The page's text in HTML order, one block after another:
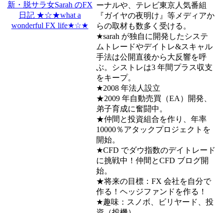
新・脱サラ女Sarah のFX
日記 ★☆★what a
wonderful FX life★☆★
ーナルや、テレビ東京人気番組
『ガイヤの夜明け』等メディアか
らの取材も数多く受ける。
★sarah が独自に開発したシステ
ムトレードやデイトレ&スキャル
手法は公開直後から大反響を呼
ぶ。シストレは3 年間プラス収支
をキープ。
★2008 年法人設立
★2009 年自動売買（EA）開発、
弟子育成に奮闘中。
★仲間と投資組合を作り、年率
10000％アタックプロジェクトを
開始。
★CFD でダウ指数のデイトレード
に挑戦中！仲間とCFD ブログ開
始。
★将来の目標：FX 会社を自分で
作る！ヘッジファンドを作る！
★趣味：スノボ、ビリヤード、投